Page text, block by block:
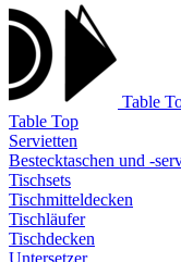
Table
Table Top
Servietten
Bestecktaschen und -
Tischsets
Tischmitteldecken
Tischläufer
Tischdecken